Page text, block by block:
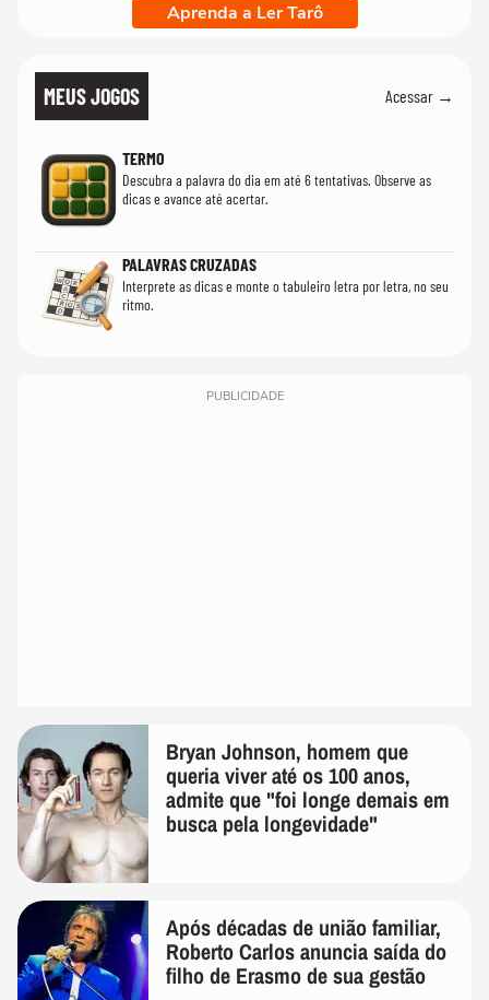
Aprenda a Ler Tarô
MEUS JOGOS Acessar →
TERMO
Descubra a palavra do dia em até 6 tentativas. Observe as
dicas e avance até acertar.
PALAVRAS CRUZADAS
Interprete as dicas e monte o tabuleiro letra por letra, no seu
ritmo.
PUBLICIDADE
Bryan Johnson, homem que
queria viver até os 100 anos,
admite que "foi longe demais em
busca pela longevidade"
Após décadas de união familiar,
Roberto Carlos anuncia saída do
filho de Erasmo de sua gestão